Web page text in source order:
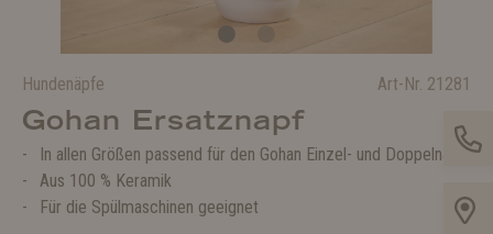
Hundenäpfe Art-Nr. 21281
Gohan Ersatznapf
In allen Größen passend für den Gohan Einzel- und Doppelnapf
Aus 100 % Keramik
Für die Spülmaschinen geeignet